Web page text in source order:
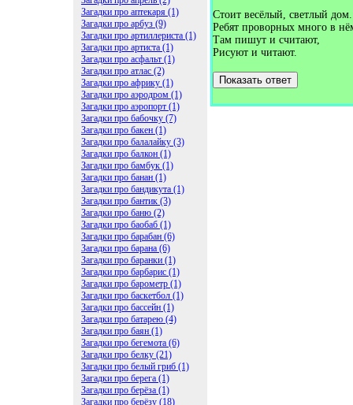
Загадки про аптекаря (1)
Загадки про арбуз (9)
Загадки про артиллериста (1)
Загадки про артиста (1)
Загадки про асфальт (1)
Загадки про атлас (2)
Загадки про африку (1)
Загадки про аэродром (1)
Загадки про аэропорт (1)
Загадки про бабочку (7)
Загадки про бакен (1)
Загадки про балалайку (3)
Загадки про балкон (1)
Загадки про бамбук (1)
Загадки про банан (1)
Загадки про бандикута (1)
Загадки про бантик (3)
Загадки про баню (2)
Загадки про баобаб (1)
Загадки про барабан (6)
Загадки про барана (6)
Загадки про баранки (1)
Загадки про барбарис (1)
Загадки про барометр (1)
Загадки про баскетбол (1)
Загадки про бассейн (1)
Загадки про батарею (4)
Загадки про баян (1)
Загадки про бегемота (6)
Загадки про белку (21)
Загадки про белый гриб (1)
Загадки про берега (1)
Загадки про берёза (1)
Загадки про берёзу (18)
Стоит весёлый, светлый дом.
Ребят проворных много в
Там пишут и считают,
Рисуют и читают.
Показать ответ